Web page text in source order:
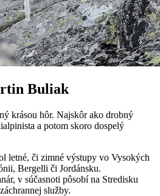
Buliak
krásou hôr. Najskôr ako drobný
a potom skoro dospelý
letné, či zimné výstupy vo Vysokých
Bergelli či Jordánsku.
v súčasnoti pôsobí na Stredisku
služby.